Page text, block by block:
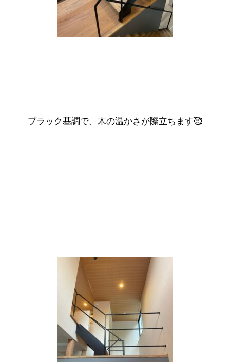
ブラック基調で、木の温かさが際立ちます🥰